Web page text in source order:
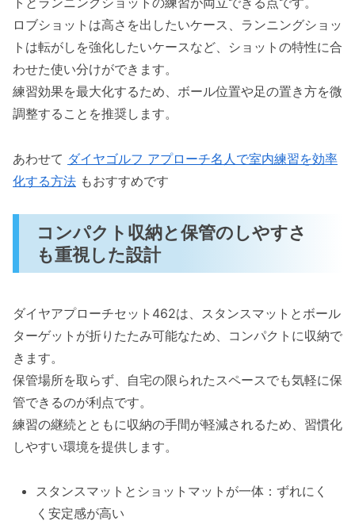
ロブショットは高さを出したいケース、ランニングショッ
トは転がしを強化したいケースなど、ショットの特性に合
わせた使い分けができます。
練習効果を最大化するため、ボール位置や足の置き方を微
調整することを推奨します。
あわせて ダイヤゴルフ アプローチ名人で室内練習を効率
化する方法 もおすすめです
コンパクト収納と保管のしやすさ
も重視した設計
ダイヤアプローチセット462は、スタンスマットとボール
ターゲットが折りたたみ可能なため、コンパクトに収納で
きます。
保管場所を取らず、自宅の限られたスペースでも気軽に保
管できるのが利点です。
練習の継続とともに収納の手間が軽減されるため、習慣化
しやすい環境を提供します。
スタンスマットとショットマットが一体：ずれにく
く安定感が高い